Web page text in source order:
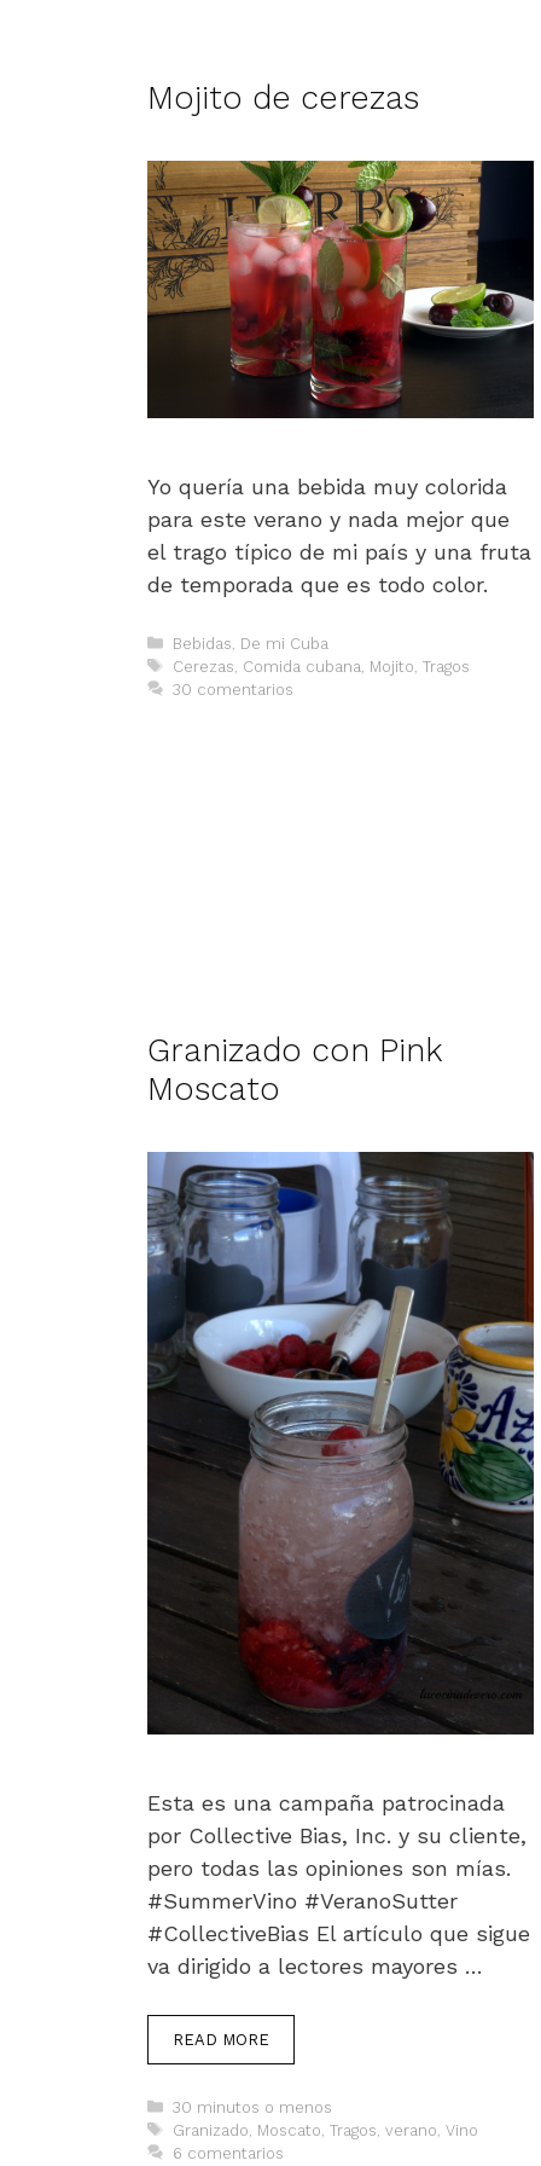
Mojito de cerezas
Yo quería una bebida muy colorida
para este verano y nada mejor que
el trago típico de mi país y una fruta
de temporada que es todo color.
Categorías
Bebidas De mi Cuba
Etiquetas
Cerezas Comida cubana Mojito Tragos
30 comentarios
Granizado con Pink
Moscato
Esta es una campaña patrocinada
por Collective Bias, Inc. y su cliente,
pero todas las opiniones son mías.
#SummerVino #VeranoSutter
#CollectiveBias El artículo que sigue
va dirigido a lectores mayores …
READ MORE
Categorías
30 minutos o menos
Etiquetas
Granizado Moscato Tragos verano Vino
6 comentarios